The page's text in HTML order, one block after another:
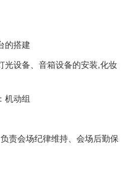
搭建
设备、音箱设备的安装,化妆
动组
会场纪律维持、会场后勤保